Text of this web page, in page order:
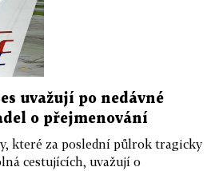
uvažují po nedávné
o přejmenování
které za poslední půlrok tragicky
cestujících, uvažují o